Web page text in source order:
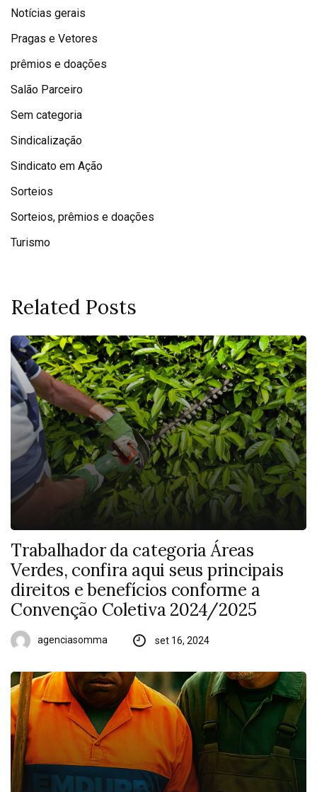
Notícias gerais
Pragas e Vetores
prêmios e doações
Salão Parceiro
Sem categoria
Sindicalização
Sindicato em Ação
Sorteios
Sorteios, prêmios e doações
Turismo
Related Posts
Trabalhador da categoria Áreas
Verdes, confira aqui seus principais
direitos e benefícios conforme a
Convenção Coletiva 2024/2025
agenciasomma set 16, 2024